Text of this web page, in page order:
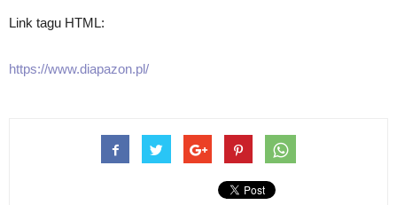
Link tagu HTML:
https://www.diapazon.pl/